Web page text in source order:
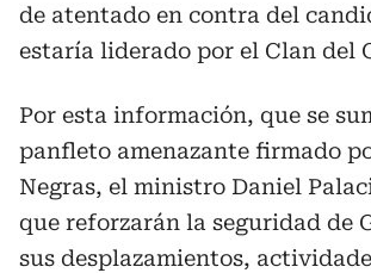
de atentado en contra del
estaría liderado por el Clan del
Por esta información, que se
panfleto amenazante firmado
Negras, el ministro Daniel
que reforzarán la seguridad de
sus desplazamientos,